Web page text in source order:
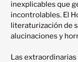
inexplicables que
incontrolables. El
literaturización de
alucinaciones y
Las